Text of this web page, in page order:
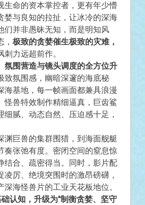
生命的资本掌控者，更有年少懵
婪与良知的拉扯，让冰冷的深海
们并非愚昧无知，而是明知风
极致的贪婪催生极致的灾难，
力远超前作。
氛围营造与镜头调度的全方位升
致氛围感，幽暗深邃的海底秘
基地，每一帧画面都兼具浪漫
怪兽特效制作精细逼真，巨齿鲨
腻、动态自然、压迫感十足，
渊巨兽的集群围猎，到海面舰艇
奏张弛有度。密闭空间的窒息惊
结合、疏密得当。同时，影片配
厉、绝境突围时的激昂磅礴，
海怪兽片的工业天花板地位。
础认知，升级为“制衡贪婪、坚守